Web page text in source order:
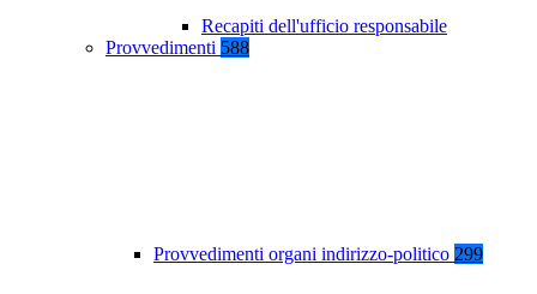
Recapiti dell'ufficio responsabile
Provvedimenti 588
Provvedimenti organi indirizzo-politico 299